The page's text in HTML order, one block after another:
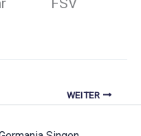
Uhr FSV
WEITER